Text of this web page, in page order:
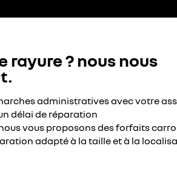
rayure ? nous nous
administratives avec votre
délai de réparation
vous proposons des forfaits
adapté à la taille et à la